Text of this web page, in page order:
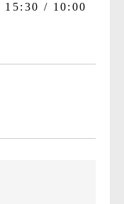
15:30
10:00